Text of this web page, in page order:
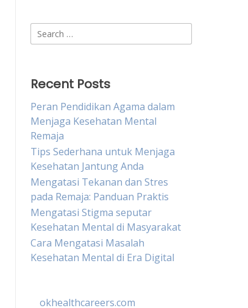
Search
for:
Recent Posts
Peran Pendidikan Agama dalam
Menjaga Kesehatan Mental
Remaja
Tips Sederhana untuk Menjaga
Kesehatan Jantung Anda
Mengatasi Tekanan dan Stres
pada Remaja: Panduan Praktis
Mengatasi Stigma seputar
Kesehatan Mental di Masyarakat
Cara Mengatasi Masalah
Kesehatan Mental di Era Digital
okhealthcareers.com